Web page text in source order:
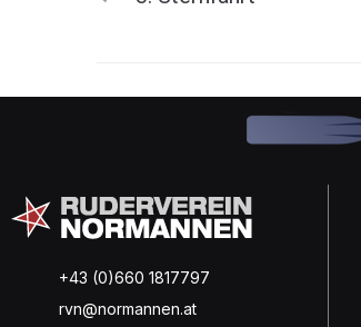
+43 (0)660 1817797
rvn@normannen.at